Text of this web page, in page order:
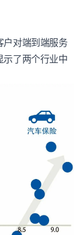
户对端到端服务
示了两个行业中